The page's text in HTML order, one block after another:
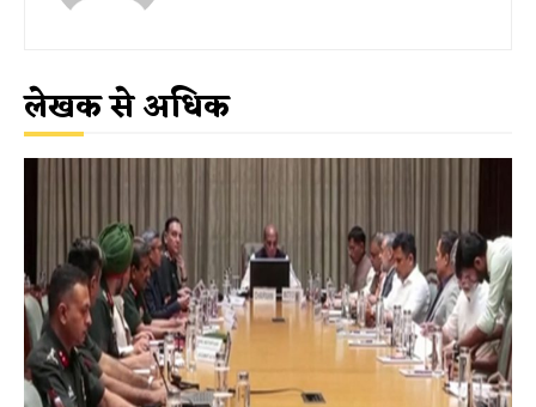
लेखक से अधिक